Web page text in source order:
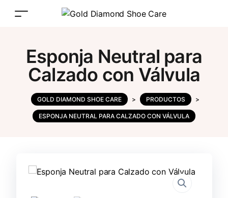
Esponja Neutral para
Calzado con Válvula
GOLD DIAMOND SHOE CARE > PRODUCTOS >
ESPONJA NEUTRAL PARA CALZADO CON VÁLVULA